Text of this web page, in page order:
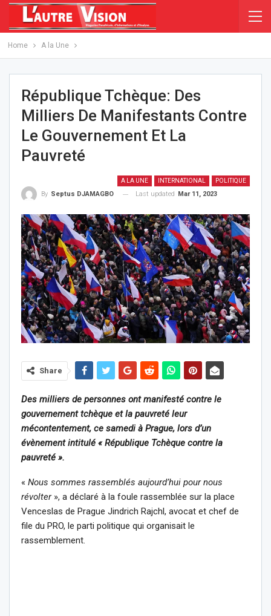
Home A la Une
République Tchèque: Des
Milliers De Manifestants Contre
Le Gouvernement Et La
Pauvreté
A LA UNE INTERNATIONAL POLITIQUE
By Septus DJAMAGBO Last updated Mar 11, 2023
Share
Des milliers de personnes ont manifesté contre le
gouvernement tchèque et la pauvreté leur
mécontentement, ce samedi à Prague, lors d’un
évènement intitulé « République Tchèque contre la
pauvreté ».
« Nous sommes rassemblés aujourd’hui pour nous
révolter », a déclaré à la foule rassemblée sur la place
Venceslas de Prague Jindrich Rajchl, avocat et chef de
file du PRO, le parti politique qui organisait le
rassemblement.